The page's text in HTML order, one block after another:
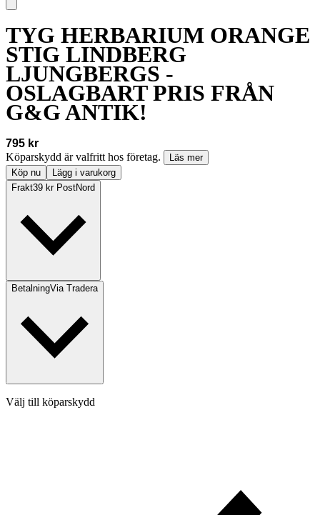
TYG HERBARIUM ORANGE
STIG LINDBERG
LJUNGBERGS -
OSLAGBART PRIS FRÅN
G&G ANTIK!
795 kr
Köparskydd är valfritt hos företag.
Läs mer
Köp nu
Lägg i varukorg
Frakt39 kr PostNord
BetalningVia Tradera
Välj till köparskydd